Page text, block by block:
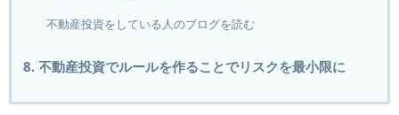
不動産投資をしている人のブログを読む
8. 不動産投資でルールを作ることでリスクを最小限に